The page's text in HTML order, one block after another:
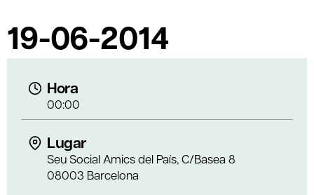
19-06-2014
Hora
00:00
Lugar
Seu Social Amics del País, C/Basea 8
08003 Barcelona